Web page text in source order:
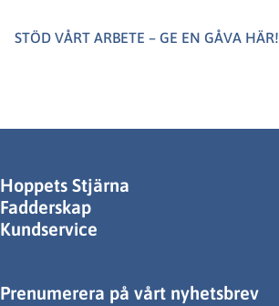
STÖD VÅRT ARBETE – GE EN GÅVA HÄR!
Hoppets Stjärna
Fadderskap
Kundservice
Prenumerera på vårt nyhetsbrev